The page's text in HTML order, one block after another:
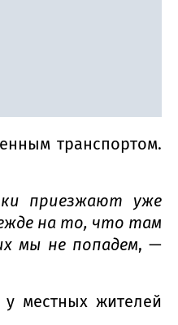
транспортом.
приезжают уже
на то, что там
мы не попадем, —
местных жителей